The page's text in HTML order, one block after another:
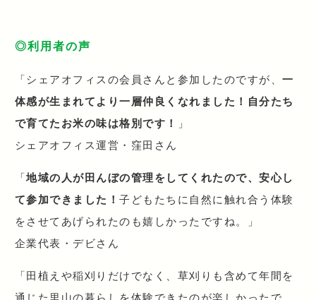
◎利用者の声
「シェアオフィスの会員さんと参加したのですが、一
体感が生まれてより一層仲良くなれました！自分たち
で育てたお米の味は格別です！
」
シェアオフィス運営・窪田さん
「地域の人が田んぼの管理をしてくれたので、安心し
て参加できました！子どもたちに自然に触れ合う体験
をさせてあげられたのも嬉しかったですね。」
企業代表・デビさん
「田植えや稲刈りだけでなく、草刈りも含めて年間を
通じた里山の暮らしを体験できたのが楽しかったで